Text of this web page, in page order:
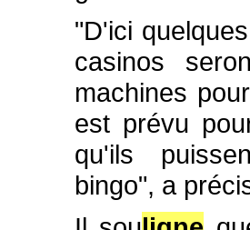
"D'ici
casinos
machines
est prévu
qu'ils
bingo", a